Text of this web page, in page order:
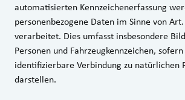
automatisierten Kennzeichenerfassung
personenbezogene Daten im Sinne von Art.
verarbeitet. Dies umfasst insbesondere
Personen und Fahrzeugkennzeichen,
identifizierbare Verbindung zu natürlichen
darstellen.